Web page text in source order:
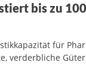
bis zu
für
verderbliche